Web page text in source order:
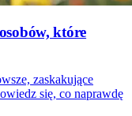
które
zaskakujące
się, co naprawdę